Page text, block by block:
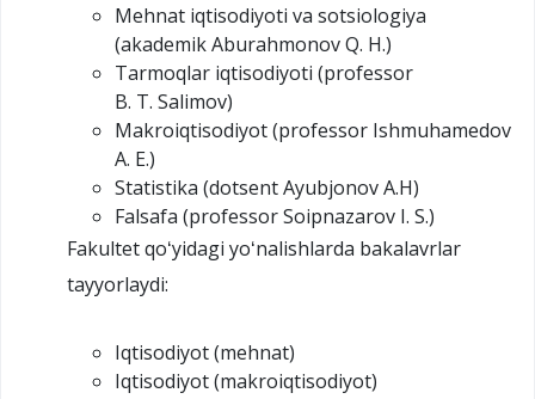
Mehnat iqtisodiyoti va sotsiologiya
(akademik Aburahmonov Q. H.)
Tarmoqlar iqtisodiyoti (professor
B. T. Salimov)
Makroiqtisodiyot (professor Ishmuhamedov
A. E.)
Statistika (dotsent Ayubjonov A.H)
Falsafa (professor Soipnazarov I. S.)
Fakultet qoʻyidagi yoʻnalishlarda bakalavrlar
tayyorlaydi:
Iqtisodiyot (mehnat)
Iqtisodiyot (makroiqtisodiyot)